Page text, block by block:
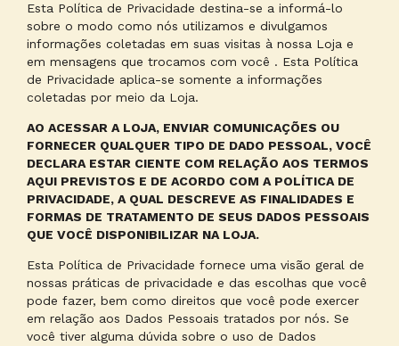
Esta Política de Privacidade destina-se a informá-lo
sobre o modo como nós utilizamos e divulgamos
informações coletadas em suas visitas à nossa Loja e
em mensagens que trocamos com você . Esta Política
de Privacidade aplica-se somente a informações
coletadas por meio da Loja.
AO ACESSAR A LOJA, ENVIAR COMUNICAÇÕES OU
FORNECER QUALQUER TIPO DE DADO PESSOAL, VOCÊ
DECLARA ESTAR CIENTE COM RELAÇÃO AOS TERMOS
AQUI PREVISTOS E DE ACORDO COM A POLÍTICA DE
PRIVACIDADE, A QUAL DESCREVE AS FINALIDADES E
FORMAS DE TRATAMENTO DE SEUS DADOS PESSOAIS
QUE VOCÊ DISPONIBILIZAR NA LOJA.
Esta Política de Privacidade fornece uma visão geral de
nossas práticas de privacidade e das escolhas que você
pode fazer, bem como direitos que você pode exercer
em relação aos Dados Pessoais tratados por nós. Se
você tiver alguma dúvida sobre o uso de Dados